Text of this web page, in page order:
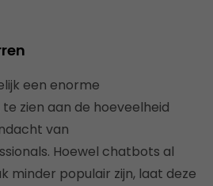
een enorme
zien aan de hoeveelheid
van
Hoewel chatbots al
minder populair zijn, laat deze